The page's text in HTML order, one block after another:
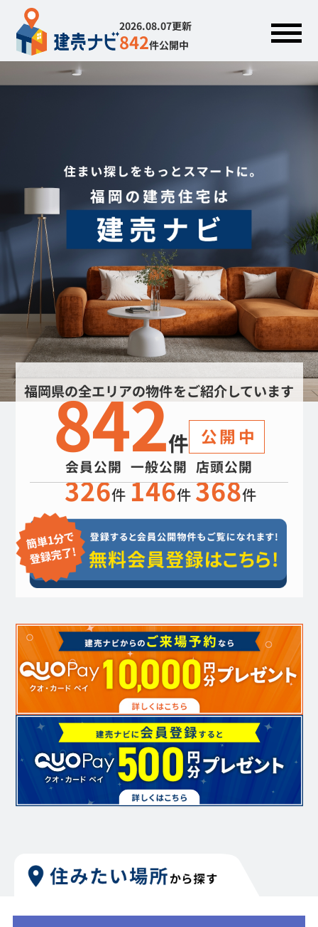
2026.08.07更新
842件公開中
福岡県の全エリアの物件をご紹介しています
842件 公開中
会員公開
326件
一般公開
146件
店頭公開
368件